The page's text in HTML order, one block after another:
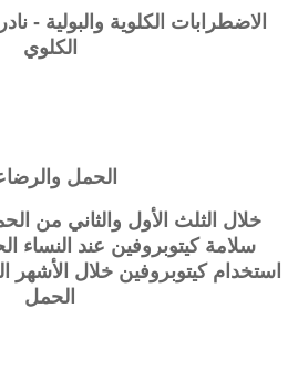
الاضطرابات الكلوية والبولية -
الكلوي
الحمل
خلال الثلث الأول والثاني من
سلامة كيتوبروفين عند النساء
استخدام كيتوبروفين خلال الأشهر
الحمل